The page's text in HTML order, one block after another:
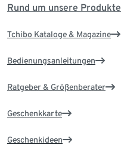
Rund um unsere Produkte
Tchibo Kataloge & Magazine
Bedienungsanleitungen
Ratgeber & Größenberater
Geschenkkarte
Geschenkideen